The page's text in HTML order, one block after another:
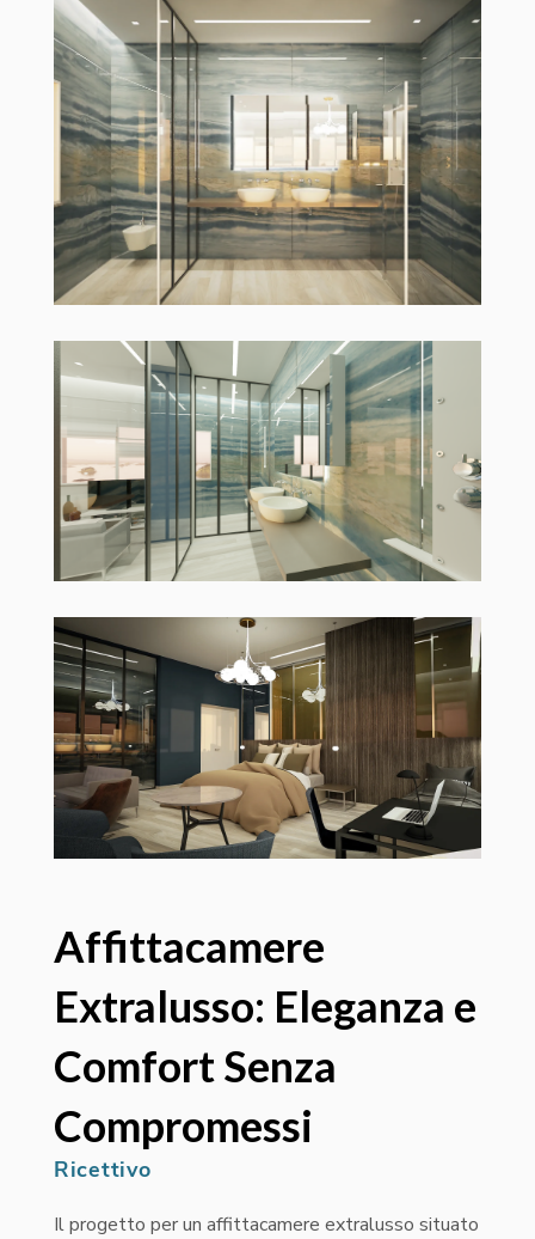
Affittacamere
Extralusso: Eleganza e
Comfort Senza
Compromessi
Ricettivo
Il progetto per un affittacamere extralusso situato